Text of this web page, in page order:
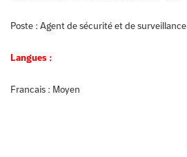
Poste : Agent de sécurité et de surveillance
Langues :
Francais : Moyen